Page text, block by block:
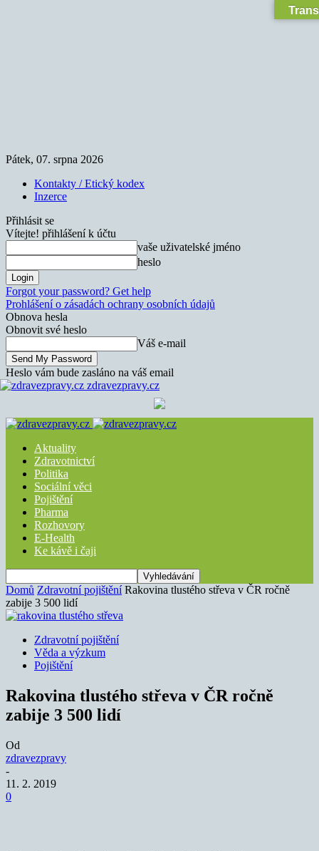
Pátek, 07. srpna 2026
Kontakty / Etický kodex
Inzerce
Přihlásit se
Vítejte! přihlášení k účtu
vaše uživatelské jméno
heslo
Forgot your password? Get help
Prohlášení o zásadách ochrany osobních údajů
Obnova hesla
Obnovit své heslo
Váš e-mail
Heslo vám bude zasláno na váš email
zdravezpravy.cz
Aktuality
Zdravotnictví
Politika
Sociální věci
Pojištění
Pharma
Rozhovory
E-Health
Ke kávě i čaji
Domů Zdravotní pojištění Rakovina tlustého střeva v ČR ročně
zabije 3 500 lidí
Zdravotní pojištění
Věda a výzkum
Pojištění
Rakovina tlustého střeva v ČR ročně
zabije 3 500 lidí
Od
zdravezpravy
-
11. 2. 2019
0